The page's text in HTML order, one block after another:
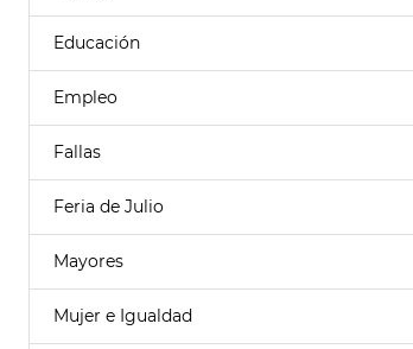
Educación
Empleo
Fallas
Feria de Julio
Mayores
Mujer e Igualdad